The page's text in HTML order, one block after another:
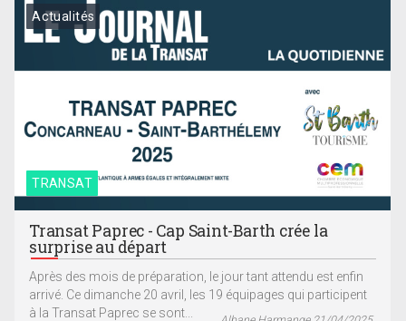
TRANSAT
Actualités
Transat Paprec - Cap Saint-Barth crée la
surprise au départ
Après des mois de préparation, le jour tant attendu est enfin
arrivé. Ce dimanche 20 avril, les 19 équipages qui participent
à la Transat Paprec se sont...